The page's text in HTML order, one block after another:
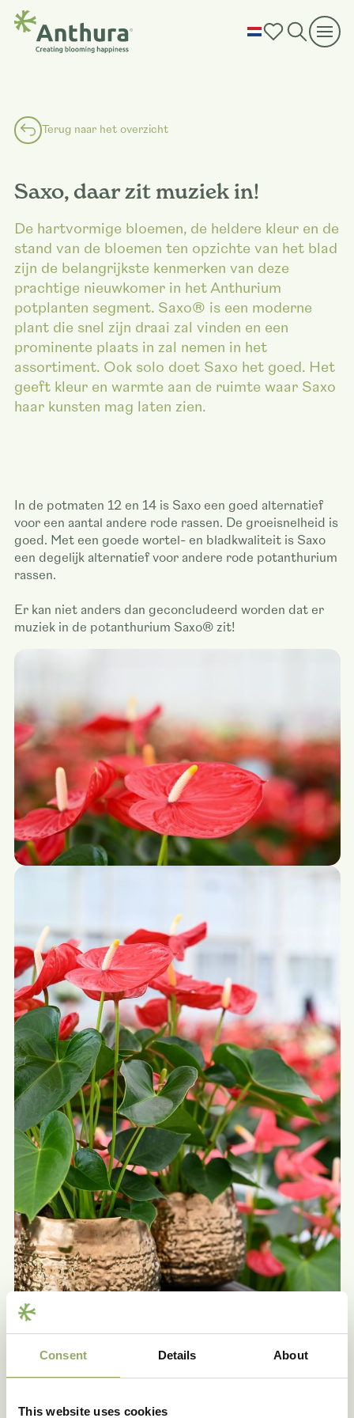
Consent Details About
This website uses cookies
Terug naar het overzicht
Saxo, daar zit muziek in!
De hartvormige bloemen, de heldere kleur en de
stand van de bloemen ten opzichte van het blad
zijn de belangrijkste kenmerken van deze
prachtige nieuwkomer in het Anthurium
potplanten segment. Saxo® is een moderne
plant die snel zijn draai zal vinden en een
prominente plaats in zal nemen in het
assortiment. Ook solo doet Saxo het goed. Het
geeft kleur en warmte aan de ruimte waar Saxo
haar kunsten mag laten zien.
In de potmaten 12 en 14 is Saxo een goed alternatief
voor een aantal andere rode rassen. De groeisnelheid is
goed. Met een goede wortel- en bladkwaliteit is Saxo
een degelijk alternatief voor andere rode potanthurium
rassen.
Er kan niet anders dan geconcludeerd worden dat er
muziek in de potanthurium Saxo® zit!